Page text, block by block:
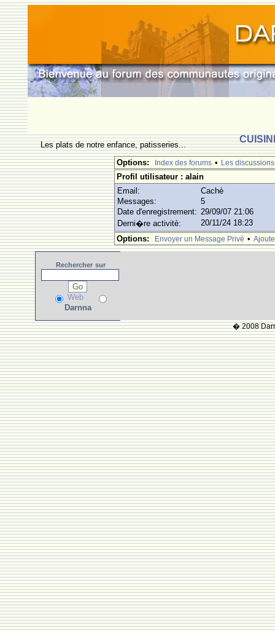
Les plats de notre enfance, patisseries...
Options:
Index des forums • Les discussions
Profil utilisateur : alain
Email:
Cachè
Messages:
5
Date d'enregistrement: 29/09/07 21:06
Derni�re activitè:
20/11/24 18:23
Options:
Envoyer un Message Privè •
Rechercher sur
Web
Darnna
� 2008